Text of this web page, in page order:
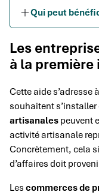
Qui peut
Les
à la
Cette aide s’adresse
souhaitent
artisanales peuvent
activité artisanale
Concrètement, cela
d’affaires doit
Les commerces de